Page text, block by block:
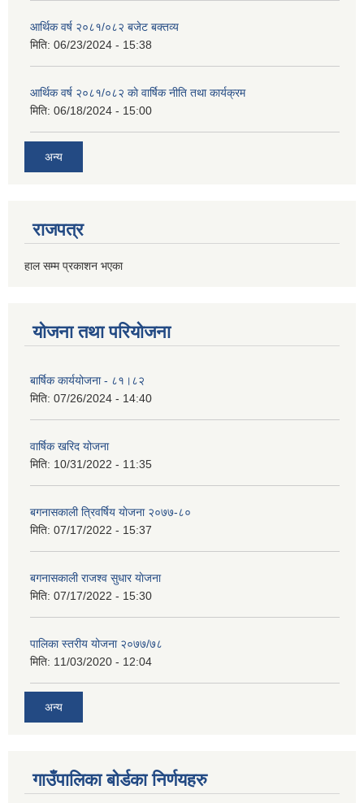
आर्थिक वर्ष २०८१/०८२ बजेट बक्तव्य
मिति: 06/23/2024 - 15:38
आर्थिक वर्ष २०८१/०८२ काे वार्षिक नीति तथा कार्यक्रम
मिति: 06/18/2024 - 15:00
अन्य
राजपत्र
हाल सम्म प्रकाशन भएका
योजना तथा परियोजना
बार्षिक कार्ययोजना - ८१।८२
मिति: 07/26/2024 - 14:40
वार्षिक खरिद योजना
मिति: 10/31/2022 - 11:35
बगनासकाली त्रिवर्षिय याेजना २०७७-८०
मिति: 07/17/2022 - 15:37
बगनासकाली राजश्व सुधार याेजना
मिति: 07/17/2022 - 15:30
पालिका स्तरीय योजना २०७७/७८
मिति: 11/03/2020 - 12:04
अन्य
गाउँपालिका बोर्डका निर्णयहरु